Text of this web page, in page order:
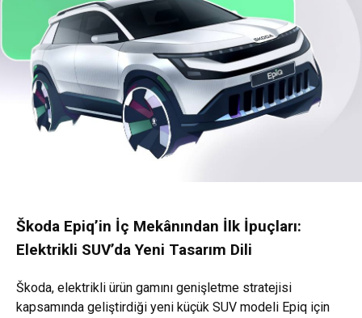
Škoda Epiq’in İç Mekânından İlk İpuçları:
Elektrikli SUV’da Yeni Tasarım Dili
Škoda, elektrikli ürün gamını genişletme stratejisi
kapsamında geliştirdiği yeni küçük SUV modeli Epiq için